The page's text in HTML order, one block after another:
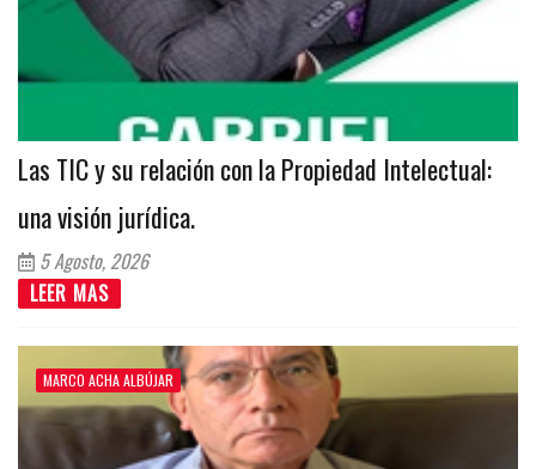
Las TIC y su relación con la Propiedad Intelectual:
una visión jurídica.
5 Agosto, 2026
LEER MAS
MARCO ACHA ALBÚJAR